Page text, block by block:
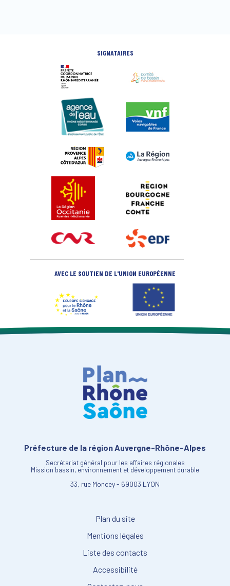
SIGNATAIRES
AVEC LE SOUTIEN DE L'UNION EUROPÉENNE
Préfecture de la région Auvergne-Rhône-Alpes
Secrétariat général pour les affaires régionales
Mission bassin, environnement et développement durable
33, rue Moncey - 69003 LYON
Plan du site
Mentions légales
Liste des contacts
Accessibilité